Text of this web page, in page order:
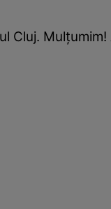
Cluj. Mulţumim!